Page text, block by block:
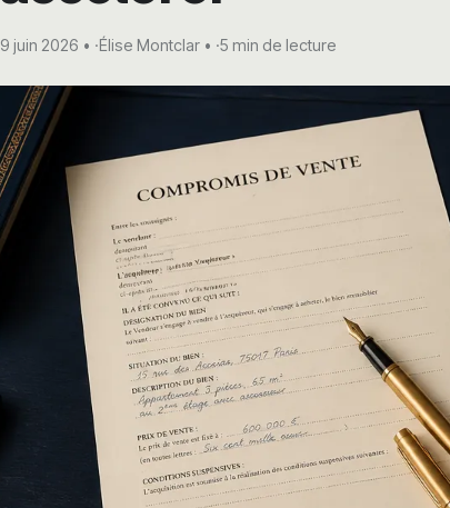
9 juin 2026 ·Élise Montclar ·5 min de lecture